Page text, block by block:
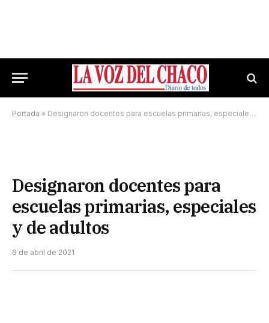
Portada » Designaron docentes para escuelas primarias, especiales y de adultos
Designaron docentes para
escuelas primarias, especiales
y de adultos
6 de abril de 2021